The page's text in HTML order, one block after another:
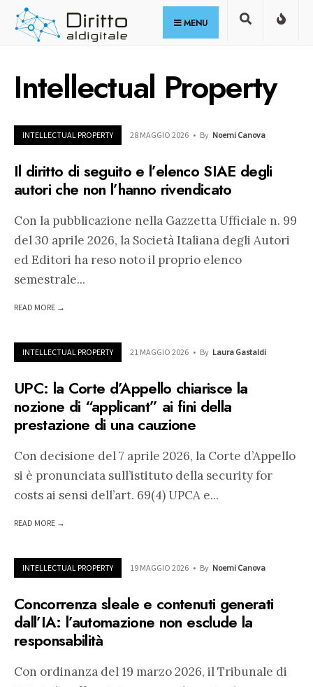
Skip
MENU
Intellectual Property
INTELLECTUAL PROPERTY 28 MAGGIO 2026 • By Noemi Canova
Il diritto di seguito e l’elenco SIAE degli
autori che non l’hanno rivendicato
Con la pubblicazione nella Gazzetta Ufficiale n. 99
del 30 aprile 2026, la Società Italiana degli Autori
ed Editori ha reso noto il proprio elenco
semestrale...
READ MORE →
INTELLECTUAL PROPERTY 21 MAGGIO 2026 • By Laura Gastaldi
UPC: la Corte d’Appello chiarisce la
nozione di “applicant” ai fini della
prestazione di una cauzione
Con decisione del 7 aprile 2026, la Corte d’Appello
si è pronunciata sull’istituto della security for
costs ai sensi dell’art. 69(4) UPCA e...
READ MORE →
INTELLECTUAL PROPERTY 19 MAGGIO 2026 • By Noemi Canova
Concorrenza sleale e contenuti generati
dall’IA: l’automazione non esclude la
responsabilità
Con ordinanza del 19 marzo 2026, il Tribunale di